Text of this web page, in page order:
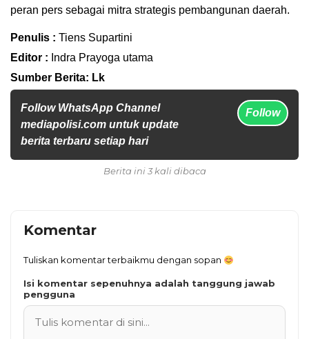
peran pers sebagai mitra strategis pembangunan daerah.
Penulis : Tiens Supartini
Editor : Indra Prayoga utama
Sumber Berita: Lk
Follow WhatsApp Channel
mediapolisi.com untuk update
berita terbaru setiap hari
Follow
Berita ini 3 kali dibaca
Komentar
Tuliskan komentar terbaikmu dengan sopan
Isi komentar sepenuhnya adalah tanggung jawab
pengguna